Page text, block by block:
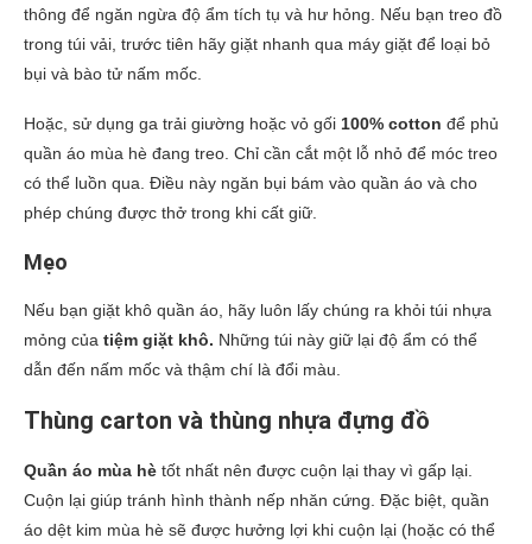
thông để ngăn ngừa độ ẩm tích tụ và hư hỏng. Nếu bạn treo đồ
trong túi vải, trước tiên hãy giặt nhanh qua máy giặt để loại bỏ
bụi và bào tử nấm mốc.
Hoặc, sử dụng ga trải giường hoặc vỏ gối 100% cotton để phủ
quần áo mùa hè đang treo. Chỉ cần cắt một lỗ nhỏ để móc treo
có thể luồn qua. Điều này ngăn bụi bám vào quần áo và cho
phép chúng được thở trong khi cất giữ.
Mẹo
Nếu bạn giặt khô quần áo, hãy luôn lấy chúng ra khỏi túi nhựa
mỏng của tiệm giặt khô. Những túi này giữ lại độ ẩm có thể
dẫn đến nấm mốc và thậm chí là đổi màu.
Thùng carton và thùng nhựa đựng đồ
Quần áo mùa hè tốt nhất nên được cuộn lại thay vì gấp lại.
Cuộn lại giúp tránh hình thành nếp nhăn cứng. Đặc biệt, quần
áo dệt kim mùa hè sẽ được hưởng lợi khi cuộn lại (hoặc có thể